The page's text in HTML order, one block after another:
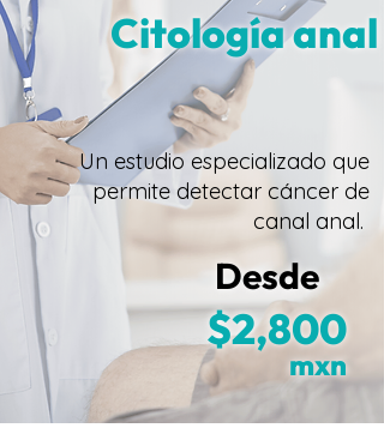
Citología anal
Un estudio especializado que
permite detectar cáncer de
canal anal.
Desde
$2,800
mxn